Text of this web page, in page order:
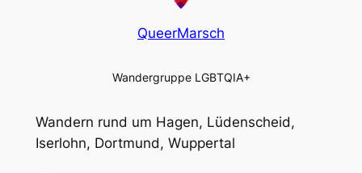
QueerMarsch
Wandergruppe LGBTQIA+
Wandern rund um Hagen, Lüdenscheid,
Iserlohn, Dortmund, Wuppertal